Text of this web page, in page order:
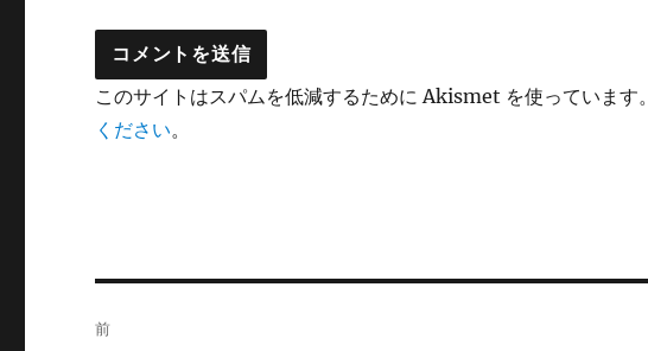
このサイトはスパムを低減するために Akismet を使っています。
ください。
前